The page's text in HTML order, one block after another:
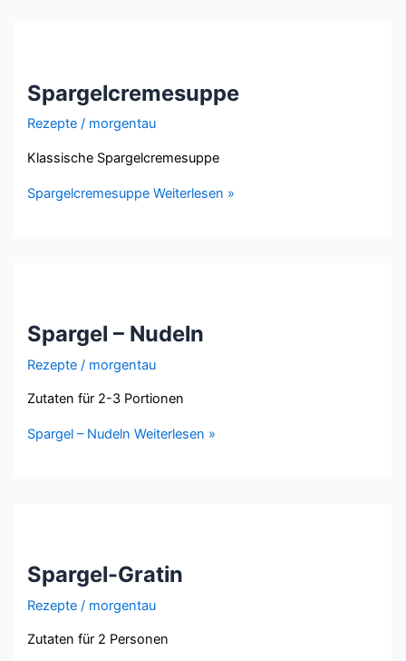
Spargelcremesuppe
Rezepte / morgentau
Klassische Spargelcremesuppe
Spargelcremesuppe Weiterlesen »
Spargel – Nudeln
Rezepte / morgentau
Zutaten für 2-3 Portionen
Spargel – Nudeln Weiterlesen »
Spargel-Gratin
Rezepte / morgentau
Zutaten für 2 Personen